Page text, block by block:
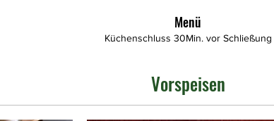
Menü
Küchenschluss 30Min. vor Schließung
Vorspeisen